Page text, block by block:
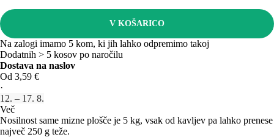
V KOŠARICO
Na zalogi imamo 5 kom, ki jih lahko odpremimo takoj
Dodatnih > 5 kosov po naročilu
Dostava na naslov
Od 3,59 €
·
12. – 17. 8.
Več
Nosilnost same mizne plošče je 5 kg, vsak od kavljev pa lahko prenese
največ 250 g teže.